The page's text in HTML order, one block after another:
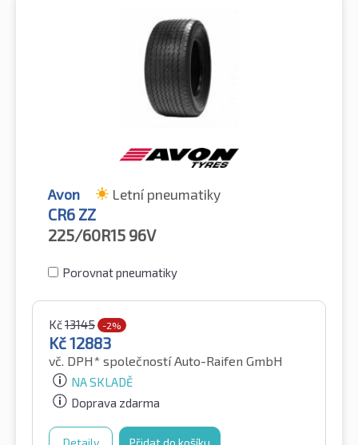
Avon Letní pneumatiky
CR6 ZZ
225/60R15 96V
Porovnat pneumatiky
Kč13145 -2%
Kč12883
vč. DPH* společností Auto-Raifen GmbH
NA SKLADĚ
Doprava zdarma